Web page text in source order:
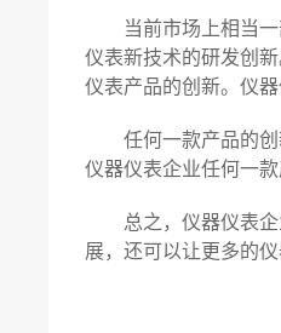
当前市场上相当一
仪表新技术的研发创
仪表产品的创新。仪
任何一款产品的创
仪器仪表企业任何一
总之，仪器仪表企
展，还可以让更多的